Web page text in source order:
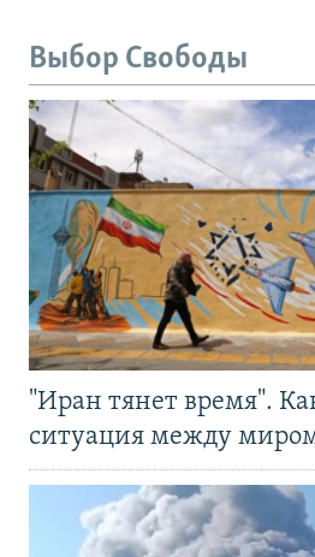
Выбор Свободы
"Иран тянет время".
ситуация между